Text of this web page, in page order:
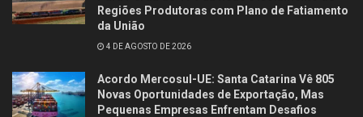
Regiões Produtoras com Plano de Fatiamento
da União
4 DE AGOSTO DE 2026
Acordo Mercosul-UE: Santa Catarina Vê 805
Novas Oportunidades de Exportação, Mas
Pequenas Empresas Enfrentam Desafios